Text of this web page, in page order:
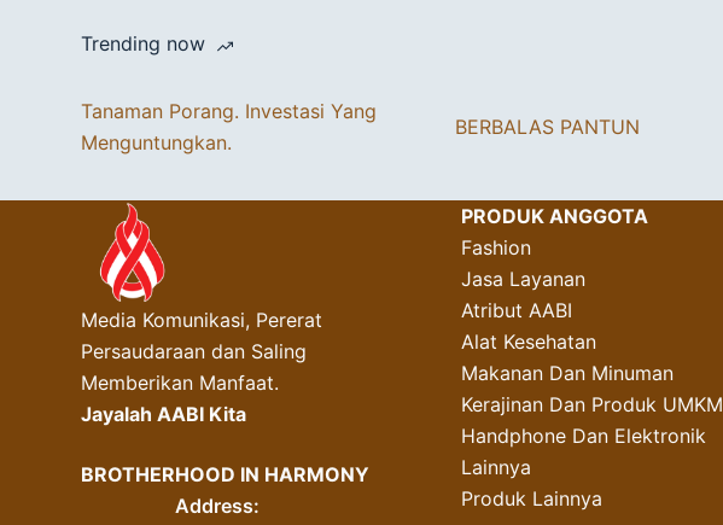
Trending now
Tanaman Porang. Investasi Yang
Menguntungkan.
BERBALAS PANTUN
Media Komunikasi, Pererat
Persaudaraan dan Saling
Memberikan Manfaat.
Jayalah AABI Kita
BROTHERHOOD IN HARMONY
Address:
PRODUK ANGGOTA
Fashion
Jasa Layanan
Atribut AABI
Alat Kesehatan
Makanan Dan Minuman
Kerajinan Dan Produk UMKM
Handphone Dan Elektronik
Lainnya
Produk Lainnya